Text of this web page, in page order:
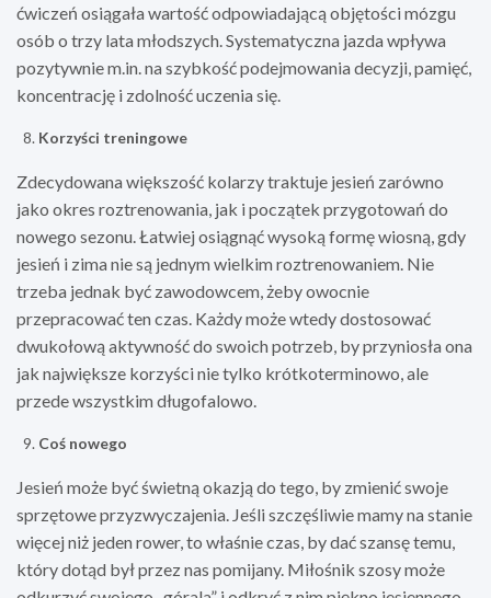
ćwiczeń osiągała wartość odpowiadającą objętości mózgu
osób o trzy lata młodszych. Systematyczna jazda wpływa
pozytywnie m.in. na szybkość podejmowania decyzji, pamięć,
koncentrację i zdolność uczenia się.
Korzyści treningowe
Zdecydowana większość kolarzy traktuje jesień zarówno
jako okres roztrenowania, jak i początek przygotowań do
nowego sezonu. Łatwiej osiągnąć wysoką formę wiosną, gdy
jesień i zima nie są jednym wielkim roztrenowaniem. Nie
trzeba jednak być zawodowcem, żeby owocnie
przepracować ten czas. Każdy może wtedy dostosować
dwukołową aktywność do swoich potrzeb, by przyniosła ona
jak największe korzyści nie tylko krótkoterminowo, ale
przede wszystkim długofalowo.
Coś nowego
Jesień może być świetną okazją do tego, by zmienić swoje
sprzętowe przyzwyczajenia. Jeśli szczęśliwie mamy na stanie
więcej niż jeden rower, to właśnie czas, by dać szansę temu,
który dotąd był przez nas pomijany. Miłośnik szosy może